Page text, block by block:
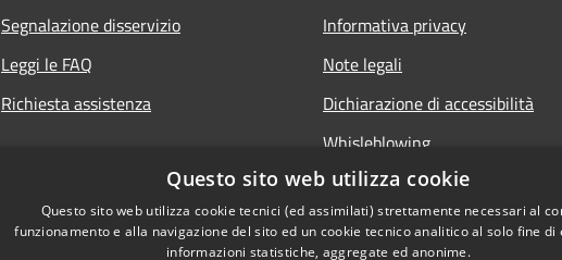
Segnalazione disservizio
Leggi le FAQ
Richiesta assistenza
Informativa privacy
Note legali
Dichiarazione di accessibilità
Whisleblowing
Questo sito web utilizza cookie
Questo sito web utilizza cookie tecnici (ed assimilati) strettamente necessari al
funzionamento e alla navigazione del sito ed un cookie tecnico analitico al solo fine di
informazioni statistiche, aggregate ed anonime.